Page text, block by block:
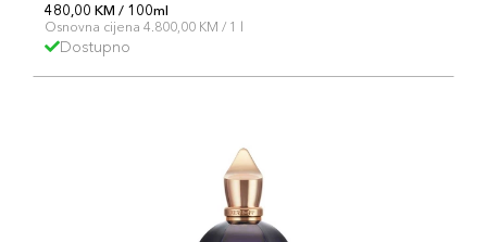
480,00 KM / 100ml
Osnovna cijena 4.800,00 KM / 1 l
Dostupno